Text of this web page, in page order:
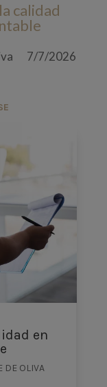
calidad
7/7/2026
en
DE OLIVA